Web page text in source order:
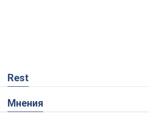
Rest
Мнения